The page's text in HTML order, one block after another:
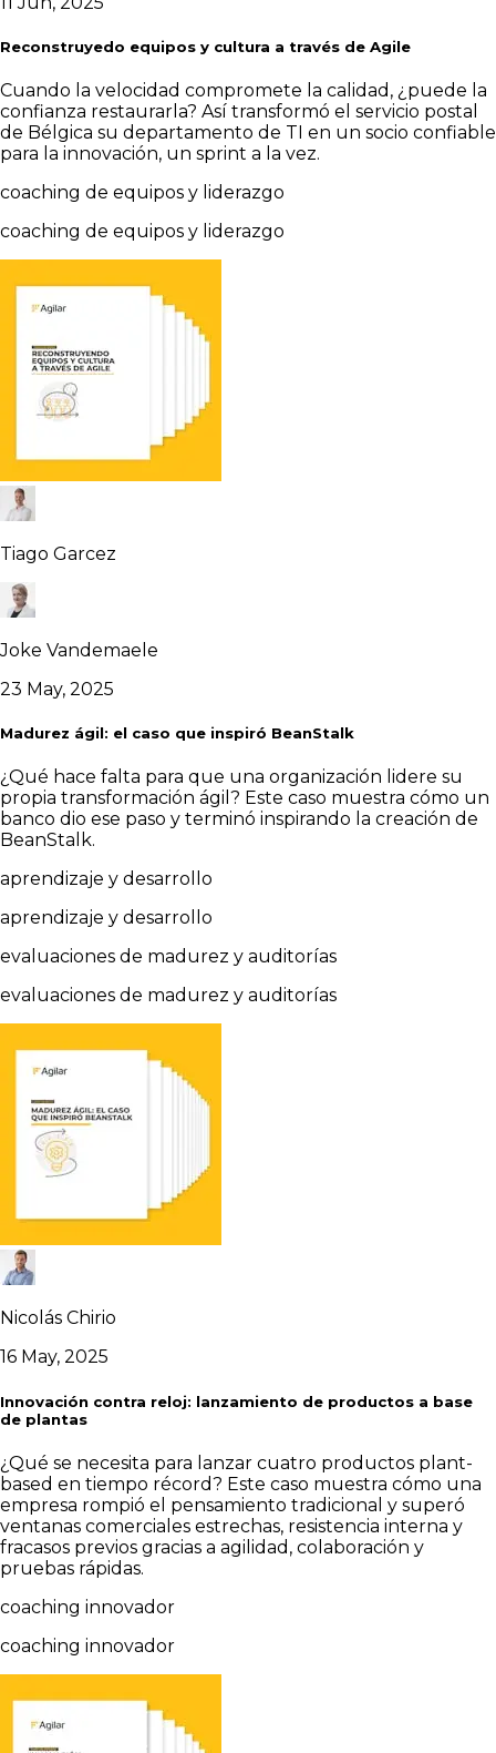
Reconstruyedo equipos y cultura a través de Agile
Cuando la velocidad compromete la calidad, ¿puede la
confianza restaurarla? Así transformó el servicio postal
de Bélgica su departamento de TI en un socio confiable
para la innovación, un sprint a la vez.
coaching de equipos y liderazgo
coaching de equipos y liderazgo
Tiago Garcez
Joke Vandemaele
23 May, 2025
Madurez ágil: el caso que inspiró BeanStalk
¿Qué hace falta para que una organización lidere su
propia transformación ágil? Este caso muestra cómo un
banco dio ese paso y terminó inspirando la creación de
BeanStalk.
aprendizaje y desarrollo
aprendizaje y desarrollo
evaluaciones de madurez y auditorías
evaluaciones de madurez y auditorías
Nicolás Chirio
16 May, 2025
Innovación contra reloj: lanzamiento de productos a base
de plantas
¿Qué se necesita para lanzar cuatro productos plant-
based en tiempo récord? Este caso muestra cómo una
empresa rompió el pensamiento tradicional y superó
ventanas comerciales estrechas, resistencia interna y
fracasos previos gracias a agilidad, colaboración y
pruebas rápidas.
coaching innovador
coaching innovador